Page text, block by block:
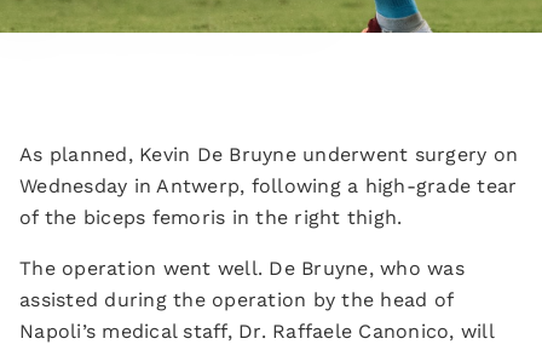
As planned, Kevin De Bruyne underwent surgery on
Wednesday in Antwerp, following a high-grade tear
of the biceps femoris in the right thigh.
The operation went well. De Bruyne, who was
assisted during the operation by the head of
Napoli’s medical staff, Dr. Raffaele Canonico, will